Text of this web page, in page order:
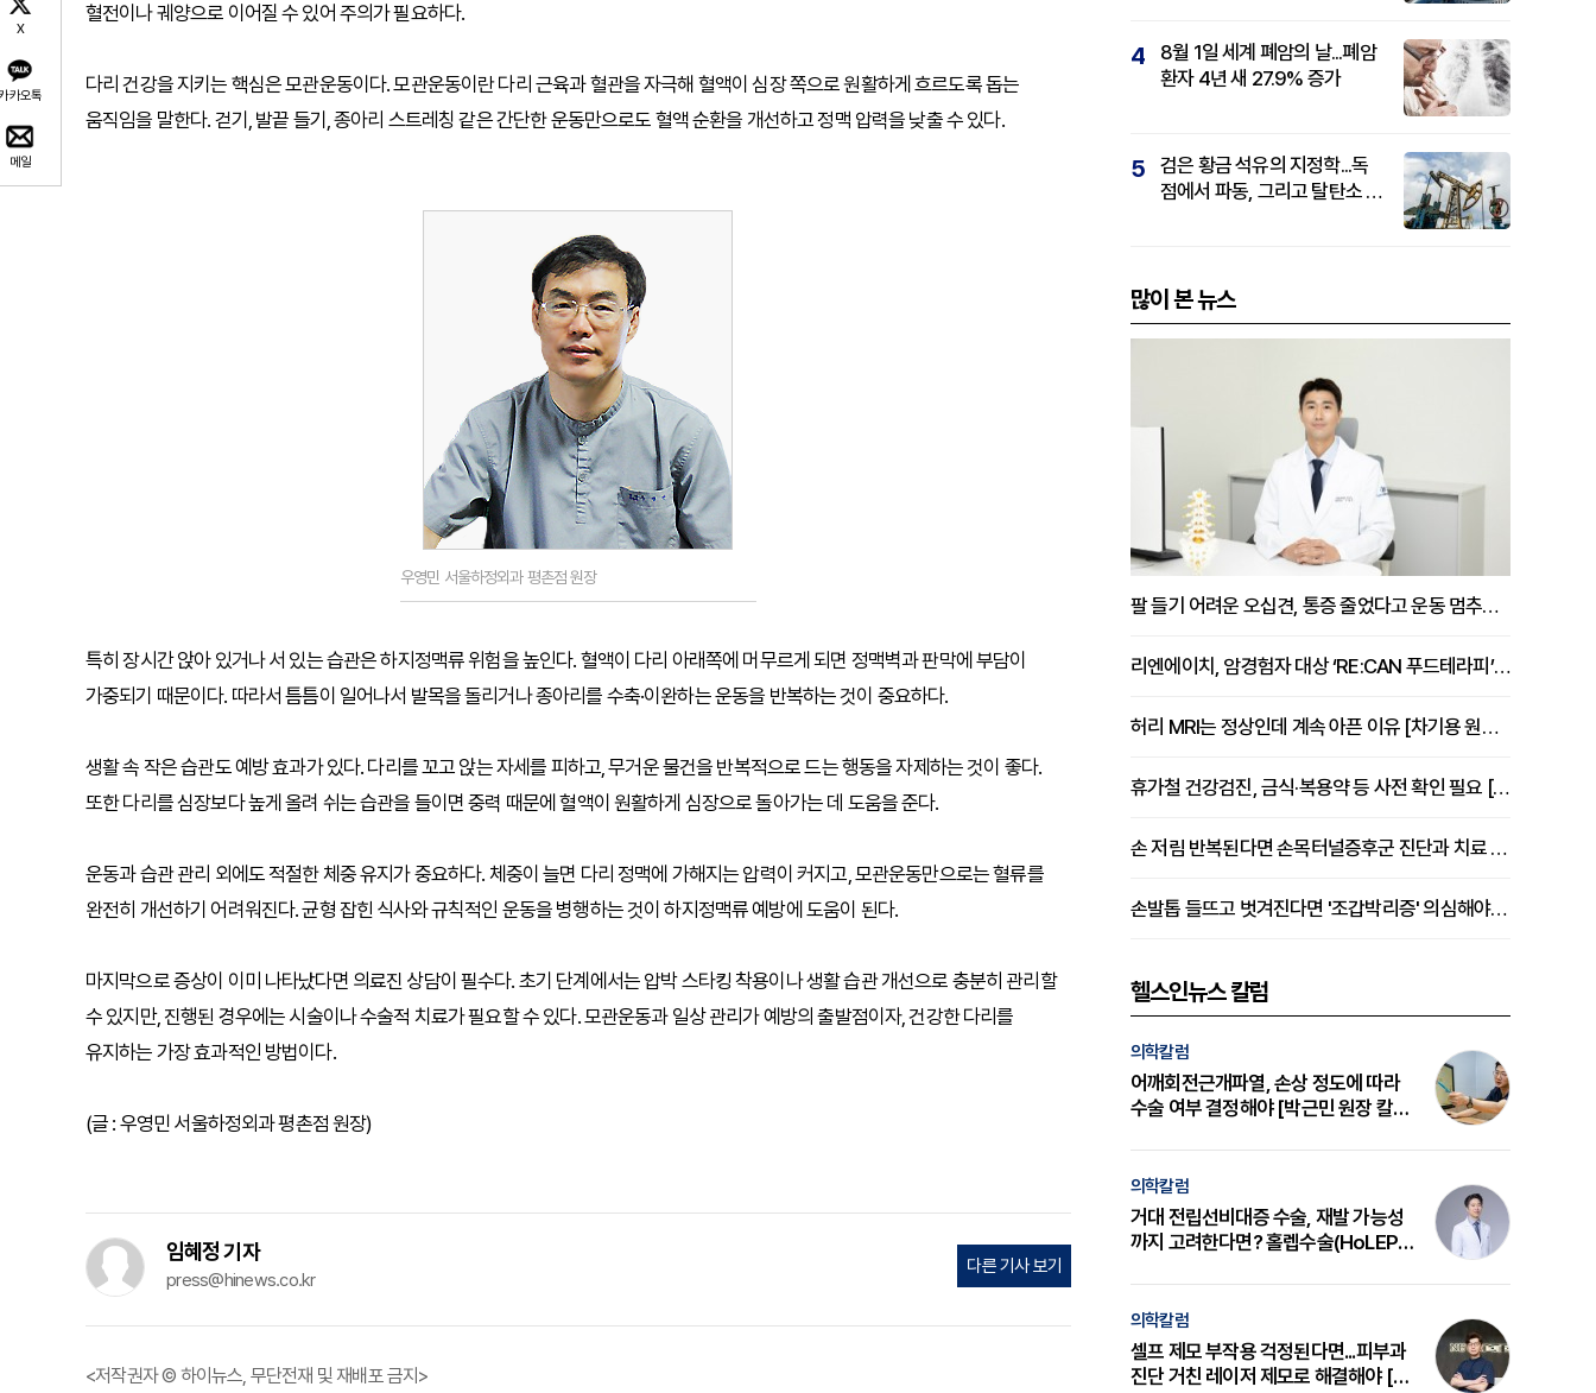
X
카오톡
메일
혈전이나 궤양으로 이어질 수 있어 주의가 필요하다.
다리 건강을 지키는 핵심은 모관운동이다. 모관운동이란 다리 근육과 혈관을 자극해 혈액이 심장 쪽으로 원활하게 흐르도록 돕는
움직임을 말한다. 걷기, 발끝 들기, 종아리 스트레칭 같은 간단한 운동만으로도 혈액 순환을 개선하고 정맥 압력을 낮출 수 있다.
우영민 서울하정외과 평촌점 원장
특히 장시간 앉아 있거나 서 있는 습관은 하지정맥류 위험을 높인다. 혈액이 다리 아래쪽에 머무르게 되면 정맥벽과 판막에 부담이
가중되기 때문이다. 따라서 틈틈이 일어나서 발목을 돌리거나 종아리를 수축·이완하는 운동을 반복하는 것이 중요하다.
생활 속 작은 습관도 예방 효과가 있다. 다리를 꼬고 앉는 자세를 피하고, 무거운 물건을 반복적으로 드는 행동을 자제하는 것이 좋다.
또한 다리를 심장보다 높게 올려 쉬는 습관을 들이면 중력 때문에 혈액이 원활하게 심장으로 돌아가는 데 도움을 준다.
운동과 습관 관리 외에도 적절한 체중 유지가 중요하다. 체중이 늘면 다리 정맥에 가해지는 압력이 커지고, 모관운동만으로는 혈류를
완전히 개선하기 어려워진다. 균형 잡힌 식사와 규칙적인 운동을 병행하는 것이 하지정맥류 예방에 도움이 된다.
마지막으로 증상이 이미 나타났다면 의료진 상담이 필수다. 초기 단계에서는 압박 스타킹 착용이나 생활 습관 개선으로 충분히 관리할
수 있지만, 진행된 경우에는 시술이나 수술적 치료가 필요할 수 있다. 모관운동과 일상 관리가 예방의 출발점이자, 건강한 다리를
유지하는 가장 효과적인 방법이다.
(글 : 우영민 서울하정외과 평촌점 원장)
임혜정 기자
press@hinews.co.kr
다른 기사 보기
<저작권자 © 하이뉴스, 무단전재 및 재배포 금지>
4
8월 1일 세계 폐암의 날...폐암
환자 4년 새 27.9% 증가
5
검은 황금 석유의 지정학...독
점에서 파동, 그리고 탈탄소 패
많이 본 뉴스
팔 들기 어려운 오십견, 통증 줄었다고 운동 멈추면 안 되는 이유 [이병욱 원장 칼럼]
리엔에이치, 암경험자 대상 ‘RE:CAN 푸드테라피’ 운영
허리 MRI는 정상인데 계속 아픈 이유 [차기용 원장 칼럼]
휴가철 건강검진, 금식·복용약 등 사전 확인 필요 [정도감 원장 칼럼]
손 저림 반복된다면 손목터널증후군 진단과 치료 시기 살펴야 [김동현 원장 칼럼]
손발톱 들뜨고 벗겨진다면 '조갑박리증' 의심해야 [김철윤 원장 칼럼]
헬스인뉴스 칼럼
의학칼럼
어깨회전근개파열, 손상 정도에 따라
수술 여부 결정해야 [박근민 원장 칼
의학칼럼
거대 전립선비대증 수술, 재발 가능성
까지 고려한다면? 홀렙수술(HoLEP)
의학칼럼
셀프 제모 부작용 걱정된다면...피부과
진단 거친 레이저 제모로 해결해야 [변